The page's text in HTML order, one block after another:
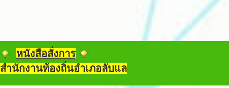
หนังสือสั่งการ
สำนักงานท้องถิ่นอำเภอลับแล